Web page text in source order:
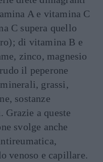
A e vitamina C
C supera quello
di vitamina B e
zinco, magnesio
il peperone
grassi,
sostanze
Grazie a queste
svolge anche
venoso e capillare.